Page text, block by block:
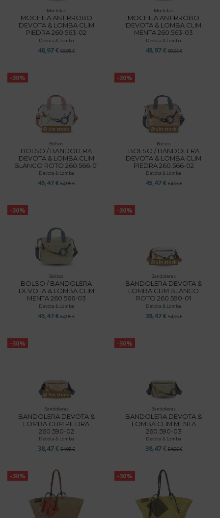
Mochilas
MOCHILA ANTIRROBO
DEVOTA & LOMBA CLIM
PIEDRA 260.563-02
Devota & Lomba
48,97 €69,95 €
Mochilas
MOCHILA ANTIRROBO
DEVOTA & LOMBA CLIM
MENTA 260.563-03
Devota & Lomba
48,97 € 69,95 €
-30%
Sin stock
Bolsos
BOLSO / BANDOLERA
DEVOTA & LOMBA CLIM
BLANCO ROTO 260.566-01
Devota & Lomba
45,47 €64,95 €
-30%
Sin stock
Bolsos
BOLSO / BANDOLERA
DEVOTA & LOMBA CLIM
PIEDRA 260.566-02
Devota & Lomba
45,47 € 64,95 €
-30%
Bolsos
BOLSO / BANDOLERA
DEVOTA & LOMBA CLIM
MENTA 260.566-03
Devota & Lomba
45,47 €64,95 €
-30%
Sin stock
Bandoleras
BANDOLERA DEVOTA &
LOMBA CLIM BLANCO
ROTO 260.590-01
Devota & Lomba
38,47 € 54,95 €
-30%
Sin stock
Bandoleras
BANDOLERA DEVOTA &
LOMBA CLIM PIEDRA
260.590-02
Devota & Lomba
38,47 €54,95 €
-30%
Bandoleras
BANDOLERA DEVOTA &
LOMBA CLIM MENTA
260.590-03
Devota & Lomba
38,47 € 54,95 €
-30% -30%